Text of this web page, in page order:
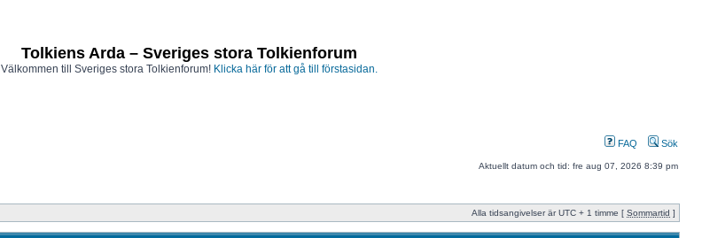
Tolkiens Arda – Sveriges stora Tolkienforum
Välkommen till Sveriges stora Tolkienforum! Klicka här för att gå till förstasidan.
FAQ Sök
Aktuellt datum och tid: fre aug 07, 2026 8:39 pm
Alla tidsangivelser är UTC + 1 timme [ Sommartid ]